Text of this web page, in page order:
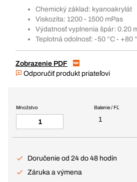
Chemický základ: kyanoakrylát
Viskozita: 1200 - 1500 mPas
Výdatnosť vyplnenia špár: 0.20
Teplotná odolnosť: -50 °C - +80
Zobrazenie PDF
Odporučiť produkt priateľovi
Balenie / FĽ
1
Množstvo
Doručenie od 24 do 48 hodín
Záruka a výmena